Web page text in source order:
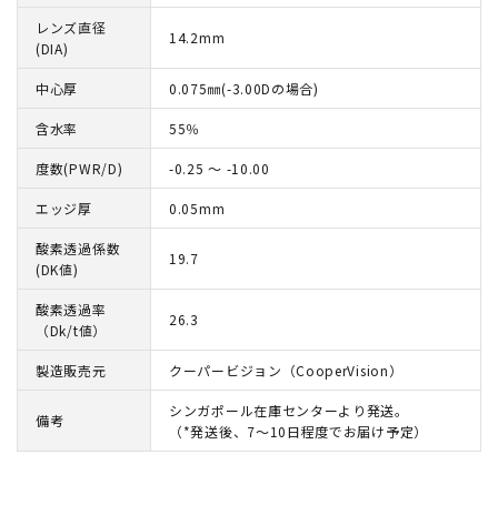
レンズ直径
(DIA)
14.2mm
中心厚 0.075㎜(-3.00Dの場合)
含水率 55％
度数(PWR/D) -0.25 ～ -10.00
エッジ厚 0.05mm
酸素透過係数
(DK値)
19.7
酸素透過率
（Dk/t値）
26.3
製造販売元 クーパービジョン（CooperVision）
備考
シンガポール在庫センターより発送。
（*発送後、7～10日程度でお届け予定）